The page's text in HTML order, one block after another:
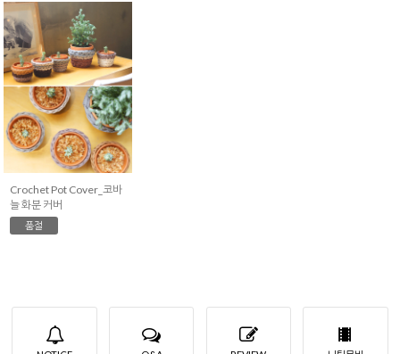
Crochet Pot Cover_코바
늘 화분 커버
품절